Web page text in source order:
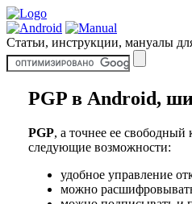
Статьи, инструкции, мануалы
PGP в Android,
PGP, а точнее ее
следующие возможности:
удобное управление
можно